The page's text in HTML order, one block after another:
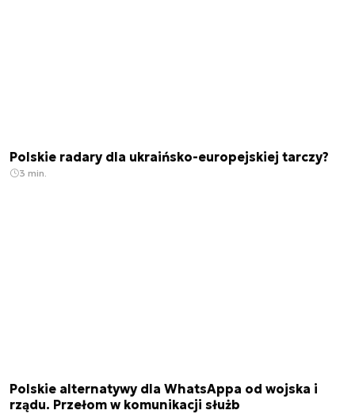
Polskie radary dla ukraińsko-europejskiej tarczy?
3 min.
Polskie alternatywy dla WhatsAppa od wojska i
rządu. Przełom w komunikacji służb